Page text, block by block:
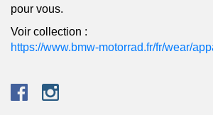
pour vous.
Voir collection :
https://www.bmw-motorrad.fr/fr/wear/